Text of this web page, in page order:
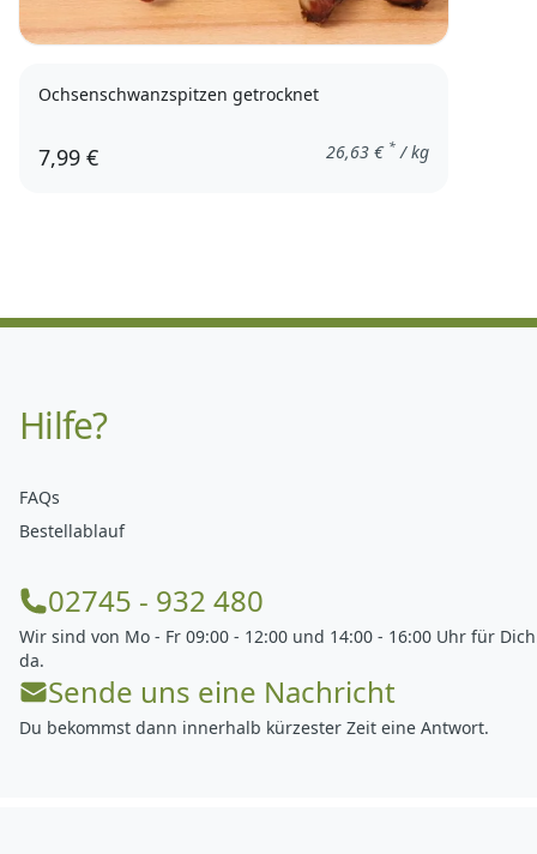
Ochsenschwanzspitzen getrocknet
7,99 € 26,63 € * / kg
Hilfe?
FAQs
Bestellablauf
02745 - 932 480
Wir sind von Mo - Fr 09:00 - 12:00 und 14:00 - 16:00 Uhr für Dich
da.
Sende uns eine Nachricht
Du bekommst dann innerhalb kürzester Zeit eine Antwort.